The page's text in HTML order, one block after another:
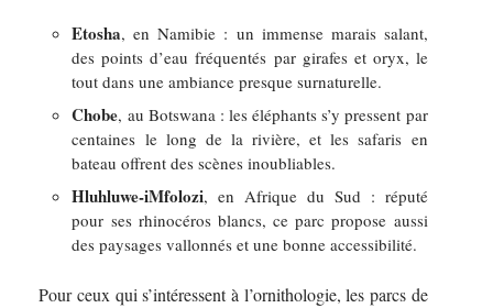
Etosha, en Namibie : un immense marais salant,
des points d’eau fréquentés par girafes et oryx, le
tout dans une ambiance presque surnaturelle.
Chobe, au Botswana : les éléphants s’y pressent par
centaines le long de la rivière, et les safaris en
bateau offrent des scènes inoubliables.
Hluhluwe-iMfolozi, en Afrique du Sud : réputé
pour ses rhinocéros blancs, ce parc propose aussi
des paysages vallonnés et une bonne accessibilité.
Pour ceux qui s’intéressent à l’ornithologie, les parcs de